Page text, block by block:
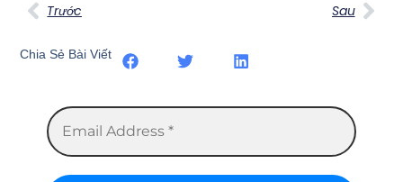
Trước Sau
Chia Sẻ Bài Viết